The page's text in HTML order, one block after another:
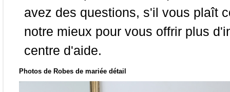
avez des questions, s'il vous plaît
notre mieux pour vous offrir plus
centre d'aide.
Photos de Robes de mariée détail